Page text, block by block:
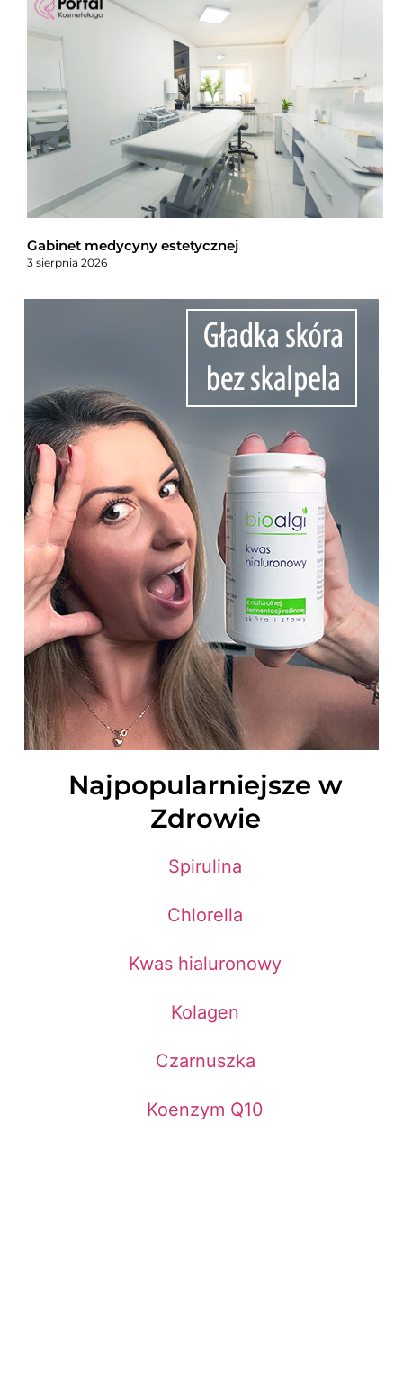
Gabinet medycyny estetycznej
3 sierpnia 2026
Najpopularniejsze w
Zdrowie
Spirulina
Chlorella
Kwas hialuronowy
Kolagen
Czarnuszka
Koenzym Q10